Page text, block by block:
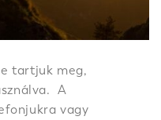
tartjuk meg,
A
vagy